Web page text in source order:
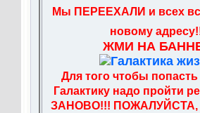
Мы ПЕРЕЕХАЛИ и всех
новому
ЖМИ НА
Для того чтобы
Галактику надо пройти
ЗАНОВО!!! ПОЖАЛУЙСТА,